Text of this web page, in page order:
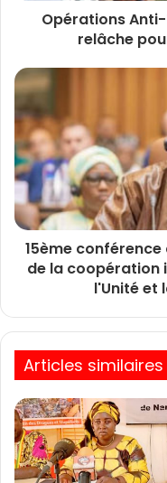
Opérations
relâche
15ème
de la coopération
l'Unité et
Articles similaires